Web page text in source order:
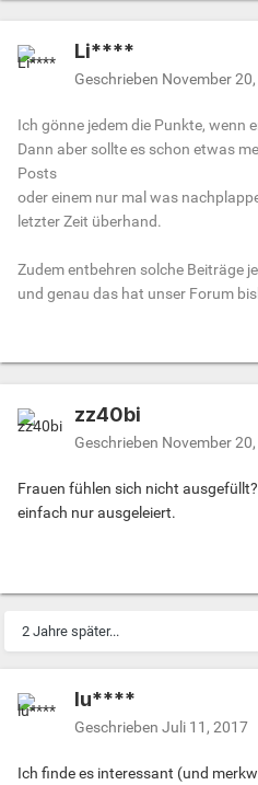
Li****
Geschrieben November
Ich gönne jedem die Punkte, wenn
Dann aber sollte es schon etwas
Posts
oder einem nur mal was
letzter Zeit überhand.
Zudem entbehren solche Beiträge
und genau das hat unser Forum
zz40bi
Geschrieben November
Frauen fühlen sich nicht
einfach nur ausgeleiert.
2 Jahre später...
lu****
Geschrieben Juli 11, 2017
Ich finde es interessant (und